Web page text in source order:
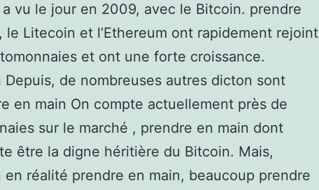
vu le jour en 2009, avec le Bitcoin. prendre
le Litecoin et l’Ethereum ont rapidement rejoint
et ont une forte croissance.
Depuis, de nombreuses autres dicton sont
en main On compte actuellement près de
sur le marché , prendre en main dont
être la digne héritière du Bitcoin. Mais,
en réalité prendre en main, beaucoup prendre